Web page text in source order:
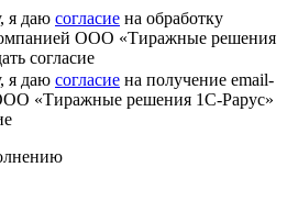
я даю согласие на обработку
ООО «Тиражные решения
согласие
я даю согласие на получение email-
«Тиражные решения 1С-Рарус»